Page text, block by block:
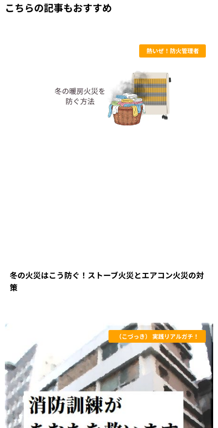
こちらの記事もおすすめ
熱いぜ！防火管理者
冬の火災はこう防ぐ！ストーブ火災とエアコン火災の対
策
（こづっき） 実践リアルガチ！